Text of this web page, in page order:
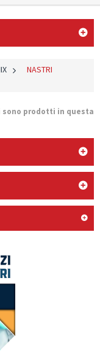
>
NASTRI
sono prodotti in questa